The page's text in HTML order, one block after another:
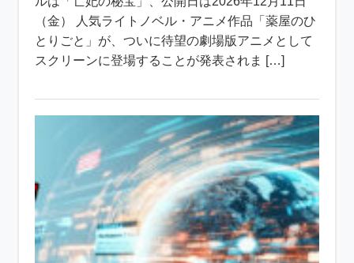
（金） 人気ライトノベル・アニメ作品「薬屋のひ
とりごと」が、ついに待望の劇場版アニメとして
スクリーンに登場することが発表されま […]